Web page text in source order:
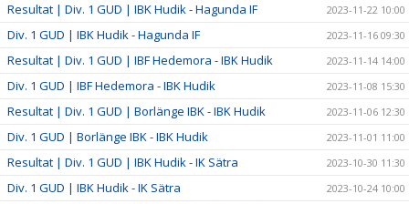
Resultat | Div. 1 GUD | IBK Hudik - Hagunda IF 2023-11-22 10:00
Div. 1 GUD | IBK Hudik - Hagunda IF 2023-11-16 09:30
Resultat | Div. 1 GUD | IBF Hedemora - IBK Hudik 2023-11-14 14:00
Div. 1 GUD | IBF Hedemora - IBK Hudik 2023-11-08 15:30
Resultat | Div. 1 GUD | Borlänge IBK - IBK Hudik 2023-11-06 12:30
Div. 1 GUD | Borlänge IBK - IBK Hudik 2023-11-01 11:00
Resultat | Div. 1 GUD | IBK Hudik - IK Sätra 2023-10-30 11:30
Div. 1 GUD | IBK Hudik - IK Sätra 2023-10-24 10:00